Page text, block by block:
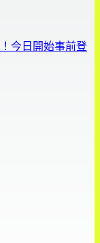
今日開始事前登